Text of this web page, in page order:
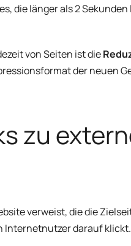
die länger als 2 Sekunden
von Seiten ist die
der neuen
zu
verweist, die die
Internetnutzer darauf klickt.